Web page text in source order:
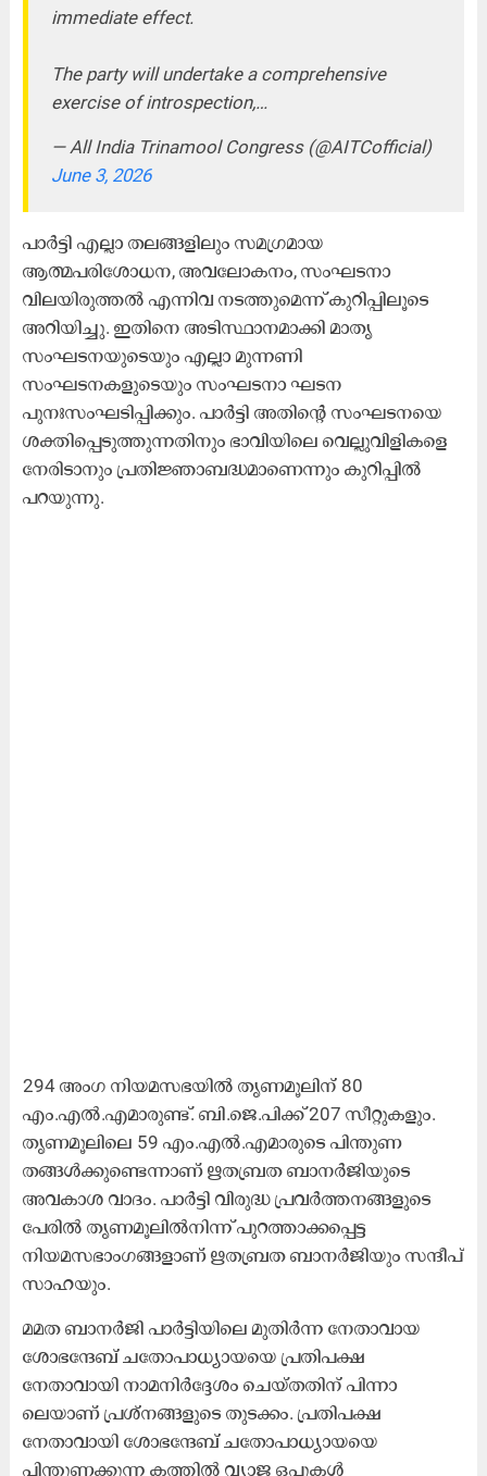
immediate effect.
The party will undertake a comprehensive
exercise of introspection,…
— All India Trinamool Congress (@AITCofficial)
June 3, 2026
പാർട്ടി എല്ലാ തലങ്ങളിലും സമഗ്രമായ
ആത്മപരിശോധന, അവലോകനം, സംഘടനാ
വിലയിരുത്തൽ എന്നിവ നടത്തുമെന്ന് കുറിപ്പിലൂ​ടെ
അറിയിച്ചു. ഇതിനെ അടിസ്ഥാനമാക്കി മാതൃ
സംഘടനയുടെയും എല്ലാ മുന്നണി
സംഘടനകളുടെയും സംഘടനാ ഘടന
പുനഃസംഘടിപ്പിക്കും. പാർട്ടി അതിന്റെ സംഘടനയെ
ശക്തിപ്പെടുത്തുന്നതിനും ഭാവിയിലെ വെല്ലുവിളികളെ
നേരിടാനും പ്രതിജ്ഞാബദ്ധമാണെന്നും കുറിപ്പിൽ
പറയുന്നു.
294 അംഗ നിയമസഭയിൽ തൃണമൂലിന് 80
എം.എൽ.എമാരുണ്ട്. ബി.ജെ.പിക്ക് 207 സീറ്റുകളും.
തൃണമൂലിലെ 59 എം.എൽ.എമാരുടെ പിന്തുണ
തങ്ങൾക്കുണ്ടെന്നാണ് ഋതബ്രത ബാനർജിയുടെ
അവകാശ വാദം. പാർട്ടി വിരുദ്ധ പ്രവർത്തനങ്ങളുടെ
പേരിൽ തൃണമൂലിൽനിന്ന് പുറത്താക്കപ്പെട്ട
നിയമസഭാംഗങ്ങളാണ് ഋതബ്രത ബാനർജിയും സന്ദീപ്
സാഹയും.
മമത ബാനർജി പാർട്ടിയിലെ മുതിർന്ന നേതാവായ
ശോഭന്ദേബ് ചതോപാധ്യായയെ പ്രതിപക്ഷ
നേതാവായി നാമനിർദ്ദേശം ചെയ്തതിന് പിന്നാ​
ലെയാണ് പ്രശ്നങ്ങളുടെ തുടക്കം. പ്രതിപക്ഷ
നേതാവായി ശോഭന്ദേബ് ചതോപാധ്യായയെ
പിന്തുണക്കുന്ന കത്തിൽ വ്യാജ ഒപ്പുകൾ